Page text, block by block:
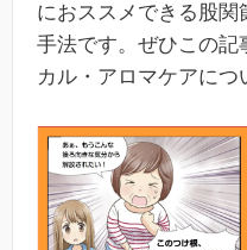
におススメできる股
手法です。ぜひこの記
カル・アロマケアにつ